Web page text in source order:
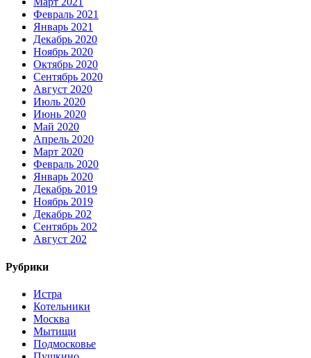
Февраль 2021
Январь 2021
Декабрь 2020
Ноябрь 2020
Октябрь 2020
Сентябрь 2020
Август 2020
Июль 2020
Июнь 2020
Май 2020
Апрель 2020
Март 2020
Февраль 2020
Январь 2020
Декабрь 2019
Ноябрь 2019
Декабрь 202
Сентябрь 202
Август 202
Рубрики
Истра
Котельники
Москва
Мытищи
Подмосковье